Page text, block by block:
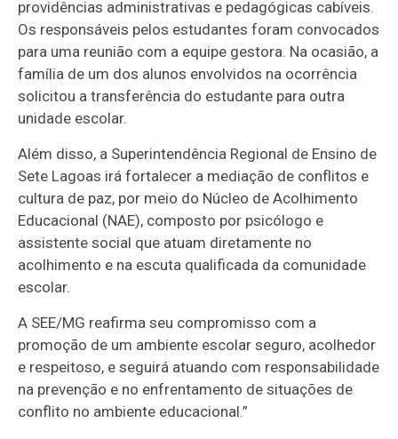
providências administrativas e pedagógicas cabíveis.
Os responsáveis pelos estudantes foram convocados
para uma reunião com a equipe gestora. Na ocasião, a
família de um dos alunos envolvidos na ocorrência
solicitou a transferência do estudante para outra
unidade escolar.
Além disso, a Superintendência Regional de Ensino de
Sete Lagoas irá fortalecer a mediação de conflitos e
cultura de paz, por meio do Núcleo de Acolhimento
Educacional (NAE), composto por psicólogo e
assistente social que atuam diretamente no
acolhimento e na escuta qualificada da comunidade
escolar.
A SEE/MG reafirma seu compromisso com a
promoção de um ambiente escolar seguro, acolhedor
e respeitoso, e seguirá atuando com responsabilidade
na prevenção e no enfrentamento de situações de
conflito no ambiente educacional.”